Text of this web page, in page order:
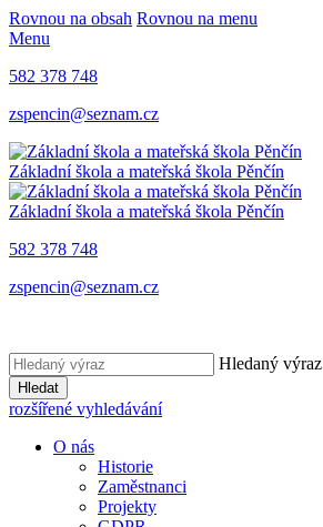
Rovnou na obsah Rovnou na menu
Menu
582 378 748
zspencin@seznam.cz
Základní škola a mateřská škola Pěnčín
Základní škola a mateřská škola Pěnčín
582 378 748
zspencin@seznam.cz
Hledaný výraz
Hledat
rozšířené vyhledávání
O nás
Historie
Zaměstnanci
Projekty